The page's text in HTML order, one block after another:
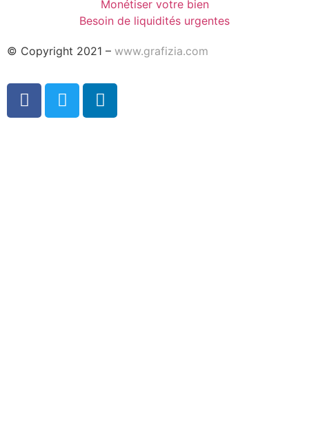
Monétiser votre bien
Besoin de liquidités urgentes
© Copyright 2021 – www.grafizia.com